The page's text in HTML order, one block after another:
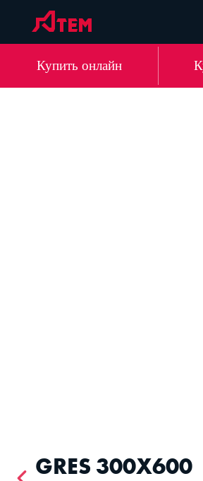
DE
Купить онлайн
GRES 300X600